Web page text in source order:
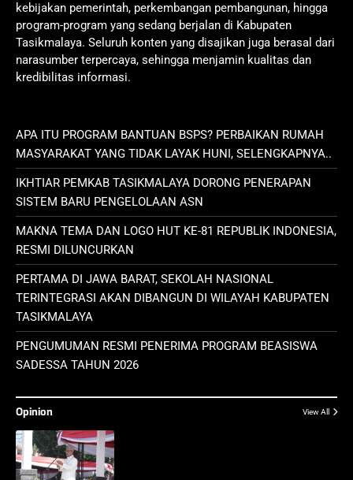
kebijakan pemerintah, perkembangan pembangunan, hingga
program-program yang sedang berjalan di Kabupaten
Tasikmalaya. Seluruh konten yang disajikan juga berasal dari
narasumber terpercaya, sehingga menjamin kualitas dan
kredibilitas informasi.
APA ITU PROGRAM BANTUAN BSPS? PERBAIKAN RUMAH
MASYARAKAT YANG TIDAK LAYAK HUNI, SELENGKAPNYA..
IKHTIAR PEMKAB TASIKMALAYA DORONG PENERAPAN
SISTEM BARU PENGELOLAAN ASN
MAKNA TEMA DAN LOGO HUT KE-81 REPUBLIK INDONESIA,
RESMI DILUNCURKAN
PERTAMA DI JAWA BARAT, SEKOLAH NASIONAL
TERINTEGRASI AKAN DIBANGUN DI WILAYAH KABUPATEN
TASIKMALAYA
PENGUMUMAN RESMI PENERIMA PROGRAM BEASISWA
SADESSA TAHUN 2026
Opinion View All